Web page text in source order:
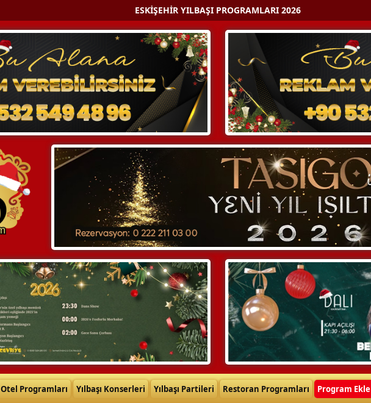
ESKIŞEHIR YILBAŞI PROGRAMLARI 2026
Otel Programları Yılbaşı Konserleri Yılbaşı Partileri Restoran Programları Program Ekle